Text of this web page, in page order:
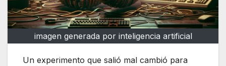
imagen generada por inteligencia artificial
Un experimento que salió mal cambió para